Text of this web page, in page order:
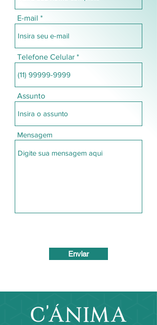
E-mail
Telefone Celular
Assunto
Mensagem
Enviar